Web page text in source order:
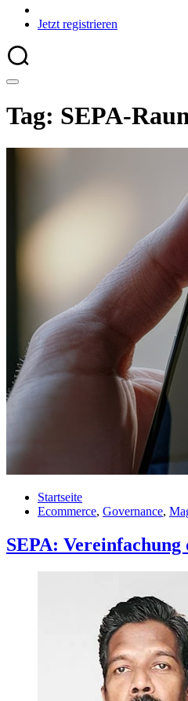
Jetzt registrieren
Tag: SEPA-
Startseite
Ecommerce, Governance,
SEPA: